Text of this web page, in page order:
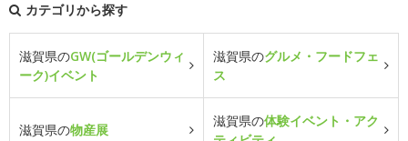
カテゴリから探す
滋賀県のGW(ゴールデンウィ
ーク)イベント
滋賀県のグルメ・フードフェ
ス
滋賀県の物産展
滋賀県の体験イベント・アク